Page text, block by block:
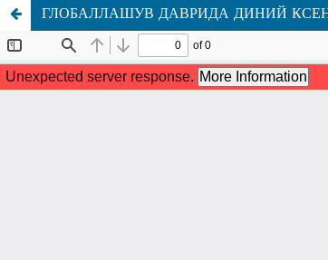
ГЛОБАЛЛАШУВ ДАВРИДА ДИНИЙ